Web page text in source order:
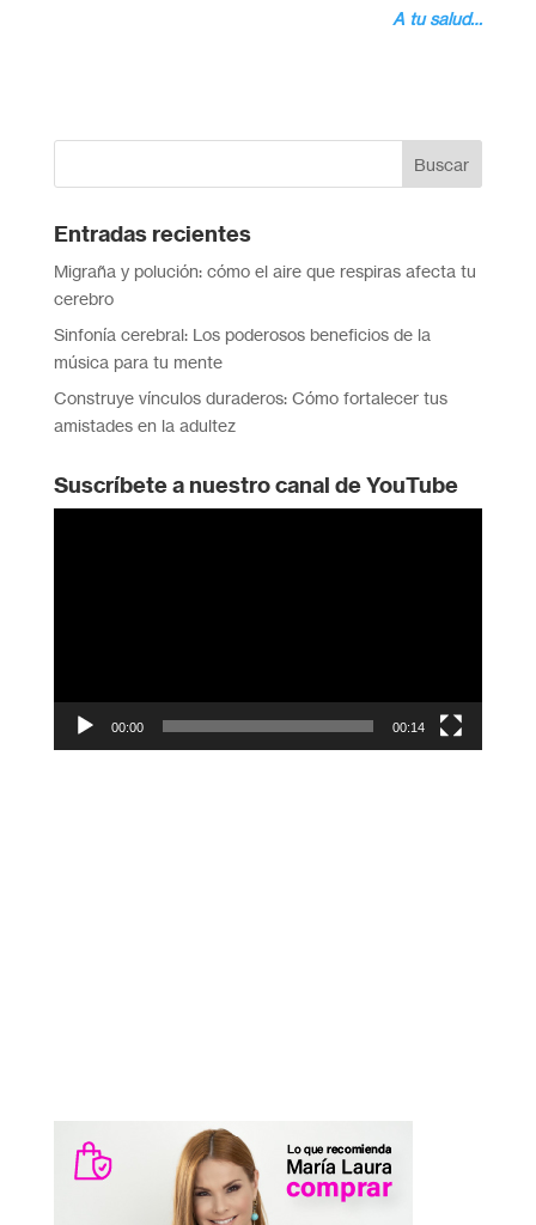
A tu salud…
Entradas recientes
Migraña y polución: cómo el aire que respiras afecta tu
cerebro
Sinfonía cerebral: Los poderosos beneficios de la
música para tu mente
Construye vínculos duraderos: Cómo fortalecer tus
amistades en la adultez
Suscríbete a nuestro canal de YouTube
00:00 00:14